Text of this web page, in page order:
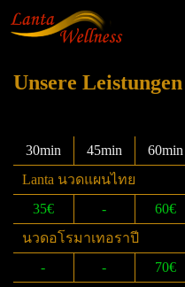
Unsere
30min 45min 60min
Lanta นวดแผนไทย
35€
- 60€
นวดอโรมาเทอราปี
-
- 70€